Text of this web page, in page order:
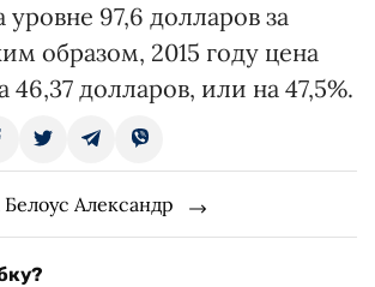
уровне 97,6 долларов за
образом, 2015 году цена
46,37 долларов, или на 47,5%.
Александр